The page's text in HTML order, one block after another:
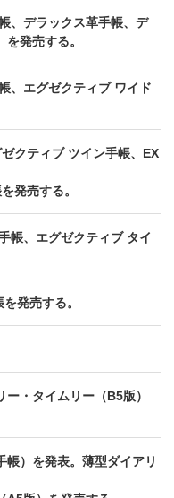
、デラックス革手帳、デ
発売する。
、エグゼクティブ ワイド
クティブ ツイン手帳、EX
発売する。
帳、エグゼクティブ タイ
発売する。
・タイムリー（B5版）
）を発表。薄型ダイアリ